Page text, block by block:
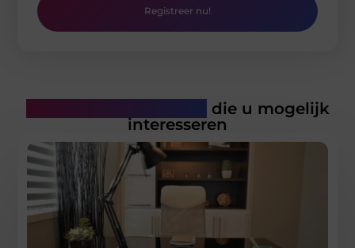
Registreer nu!
die u mogelijk
interesseren